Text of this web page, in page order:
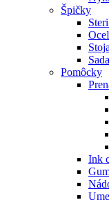
Špičky
Pomôcky
Ink